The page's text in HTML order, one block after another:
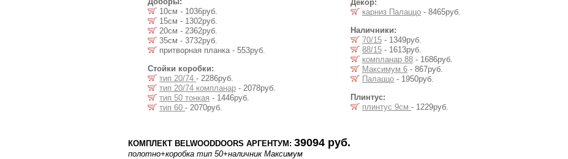
10см - 1036руб.
15см - 1302руб.
20см - 2362руб.
35см - 3732руб.
притворная планка - 553руб.
Стойки коробки:
тип 20/74 - 2286руб.
тип 20/74 компланар - 2078руб.
тип 50 тонкая - 1446руб.
тип 60 - 2070руб.
Декор:
карниз Палаццо - 8465руб.
Наличники:
70/15 - 1349руб.
88/15 - 1613руб.
компланар 88 - 1686руб.
Максимум 6 - 867руб.
Палаццо - 1950руб.
Плинтус:
плинтус 9см - 1229руб.
КОМПЛЕКТ BELWOODDOORS АРГЕНТУМ: 39094 руб.
полотно+коробка тип 50+наличник Максимум